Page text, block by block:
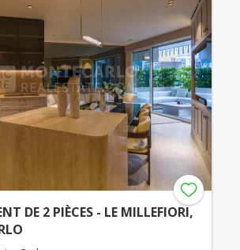
DE 2 PIÈCES - LE MILLEFIORI,